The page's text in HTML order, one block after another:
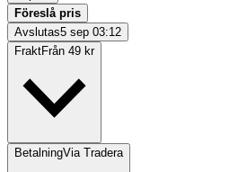
Föreslå pris
Avslutas5 sep 03:12
FraktFrån 49 kr
BetalningVia Tradera